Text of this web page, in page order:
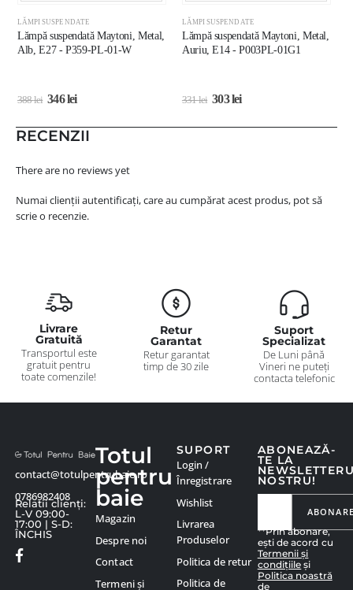
LĂMPI SUSPENDATE
Lămpă suspendată Maytoni, Metal,
Alb, E27 - P359-PL-01-W
388lei 346lei
LĂMPI SUSPENDATE
Lămpă suspendată Maytoni, Metal,
Auriu, E14 - P003PL-01G1
331lei 303lei
RECENZII
There are no reviews yet
Numai clienții autentificați, care au cumpărat acest produs, pot să
scrie o recenzie.
Livrare
Gratuită
Transportul este
gratuit pentru
toate comenzile!
Retur
Garantat
Retur garantat
timp de 30 zile
Suport
Specializat
De Luni până
Vineri ne puteți
contacta telefonic
contact@totulpentrubaie.ro
0786982408
Relatii clienți:
L-V 09:00-
17:00 | S-D:
ÎNCHIS
ABONEAZĂ-
TE LA
NOSTRU!
**Prin abonare,
ești de acord cu
Termenii și
condițiile și
Politica noastră
de
Totul
pentru
baie
Magazin
Despre noi
Contact
Termeni și
SUPORT
Login /
Înregistrare
Wishlist
Livrarea
Produselor
Politica de retur
Politica de